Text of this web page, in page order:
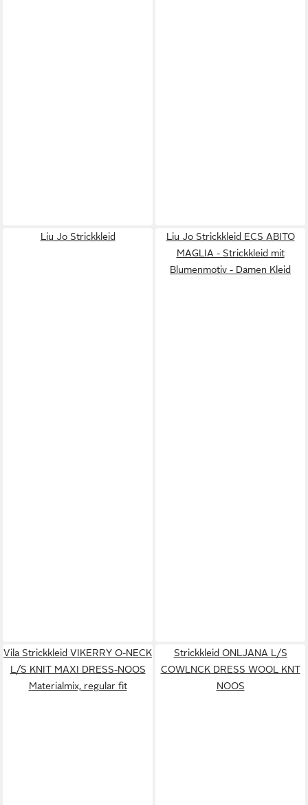
Liu Jo Strickkleid
Liu Jo Strickkleid ECS ABITO
MAGLIA - Strickkleid mit
Blumenmotiv - Damen Kleid
Vila Strickkleid VIKERRY O-NECK
L/S KNIT MAXI DRESS-NOOS
Materialmix, regular fit
Strickkleid ONLJANA L/S
COWLNCK DRESS WOOL KNT
NOOS